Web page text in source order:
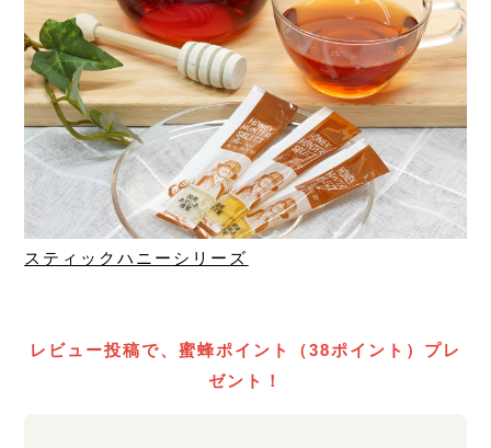
スティックハニーシリーズ
レビュー投稿で、蜜蜂ポイント（38ポイント）プレ
ゼント！